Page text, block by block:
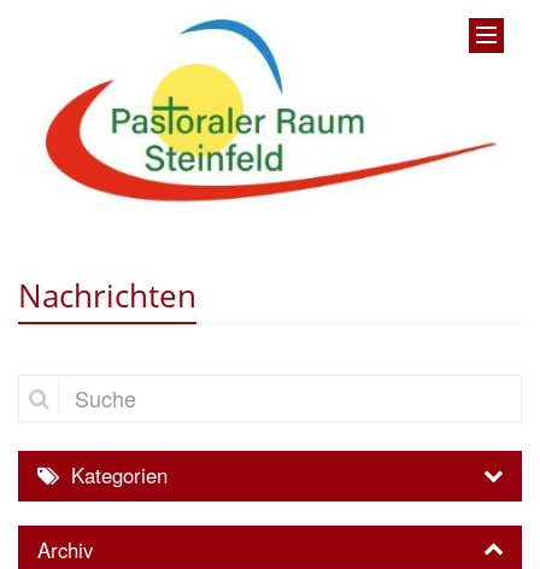
Nachrichten
Suche
Kategorien
Archiv